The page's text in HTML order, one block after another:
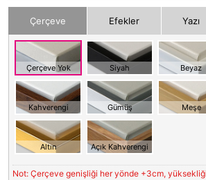
Çerçeve Efekler Yazı
Çerçeve Yok Siyah Beyaz
Kahverengi Gümüş Meşe
Altın Açık Kahverengi
Not: Çerçeve genişliği her yönde +3cm,